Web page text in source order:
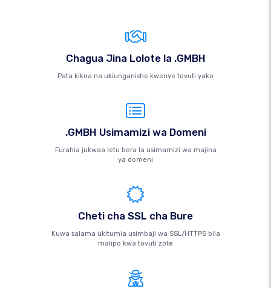
Chagua Jina Lolote la .GMBH
Pata kikoa na ukiunganishe kwenye tovuti yako
.GMBH Usimamizi wa Domeni
Furahia jukwaa letu bora la usimamizi wa majina
ya domeni
Cheti cha SSL cha Bure
Kuwa salama ukitumia usimbaji wa SSL/HTTPS bila
malipo kwa tovuti zote